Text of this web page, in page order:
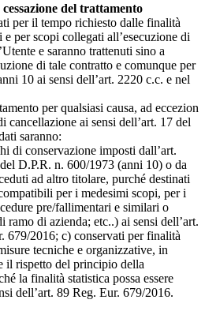
del trattamento
per il tempo richiesto dalle finalità
per scopi collegati all’esecuzione di
e saranno trattenuti sino a
di tale contratto e comunque per
10 ai sensi dell’art. 2220 c.c. e nel
per qualsiasi causa, ad eccezion
cancellazione ai sensi dell’art. 17 del
saranno:
di conservazione imposti dall’art.
D.P.R. n. 600/1973 (anni 10) o da
ad altro titolare, purché destinati
per i medesimi scopi, per i
pre/fallimentari e similari o
di azienda; etc..) ai sensi dell’art.
679/2016; c) conservati per finalità
tecniche e organizzative, in
il rispetto del principio della
la finalità statistica possa essere
dell’art. 89 Reg. Eur. 679/2016.